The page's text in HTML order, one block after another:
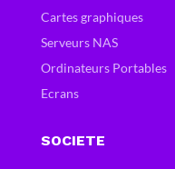
Cartes graphiques
Serveurs NAS
Ordinateurs Portables
Ecrans
SOCIETE